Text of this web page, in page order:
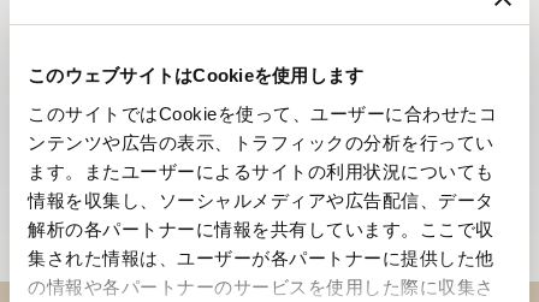
このウェブサイトはCookieを使用します
このサイトではCookieを使って、ユーザーに合わせたコ
ンテンツや広告の表示、トラフィックの分析を行ってい
ます。またユーザーによるサイトの利用状況についても
情報を収集し、ソーシャルメディアや広告配信、データ
解析の各パートナーに情報を共有しています。ここで収
集された情報は、ユーザーが各パートナーに提供した他
の情報や各パートナーのサービスを使用した際に収集さ